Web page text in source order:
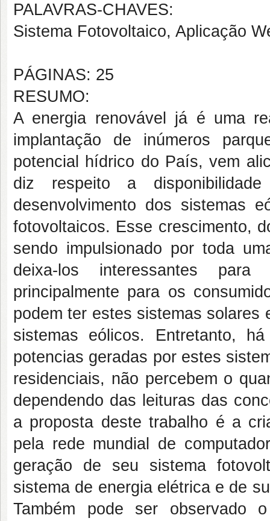
PALAVRAS-CHAVES:
Sistema Fotovoltaico, Aplicação
PÁGINAS: 25
RESUMO:
A energia renovável já é uma
implantação de inúmeros
potencial hídrico do País, vem
diz respeito a
desenvolvimento dos sistemas
fotovoltaicos. Esse crescimento,
sendo impulsionado por toda
deixa-los interessantes
principalmente para os
podem ter estes sistemas
sistemas eólicos. Entretanto,
potencias geradas por estes
residenciais, não percebem o
dependendo das leituras das
a proposta deste trabalho é a
pela rede mundial de
geração de seu sistema
sistema de energia elétrica e de
Também pode ser observado